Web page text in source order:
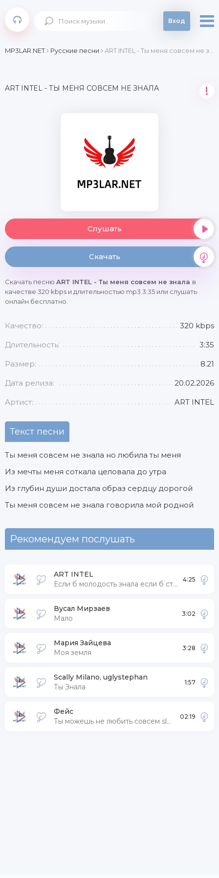
Вход
MP3LAR.NET Русские песни ART INTEL - Ты меня совсем не знала
ART INTEL - ТЫ МЕНЯ СОВСЕМ НЕ ЗНАЛА !
Слушать
Скачать
Скачать песню ART INTEL - Ты меня совсем не знала в
качестве 320 kbps и длительностью mp3 3:35 или слушать
онлайн бесплатно.
Качество: 320 kbps
Длительность: 3:35
Размер: 8.21
Дата релиза: 20.02.2026
Артист: ART INTEL
Текст песни
Ты меня совсем не знала но любила ты меня
Из мечты меня соткала целовала до утра
Из глубин души достала образ сердцу дорогой
Ты меня совсем не знала говорила мой родной
Рекомендуем послушать
ART INTEL
Если б молодость знала если б старость могла
4:25
Вусал Мирзаев
Мало
3:02
Мария Зайцева
Моя земля
3:28
Scally Milano, uglystephan
Ты Знала
1:57
Фейс
Ты можешь не любить совсем slowed
02:19